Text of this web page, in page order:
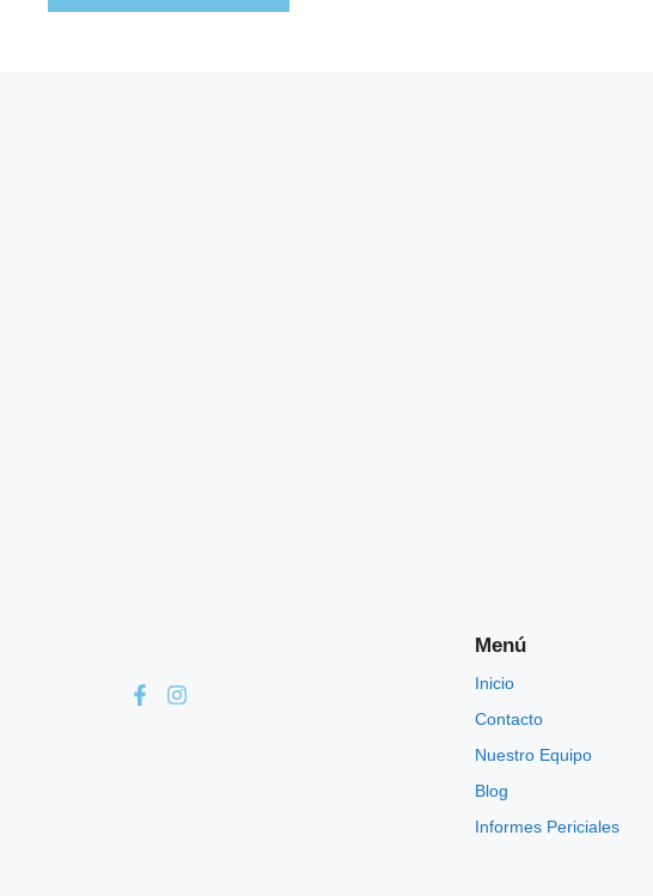
Menú
Inicio
Contacto
Nuestro Equipo
Blog
Informes Periciales